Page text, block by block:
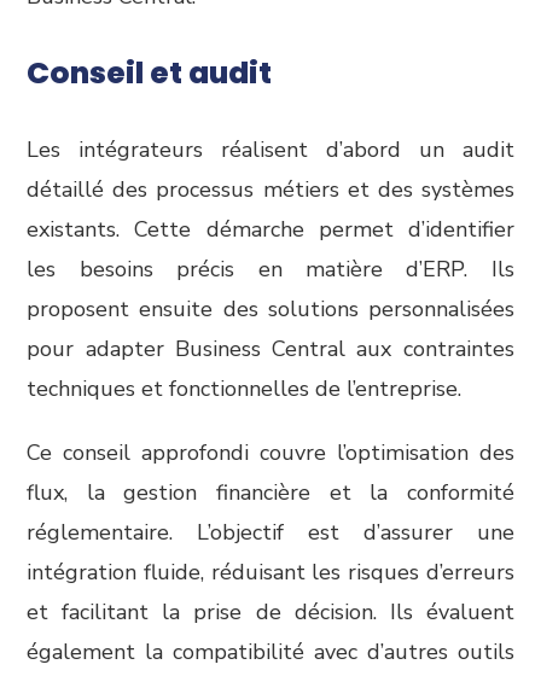
Conseil et audit
Les intégrateurs réalisent d’abord un audit
détaillé des processus métiers et des systèmes
existants. Cette démarche permet d’identifier
les besoins précis en matière d’ERP. Ils
proposent ensuite des solutions personnalisées
pour adapter Business Central aux contraintes
techniques et fonctionnelles de l’entreprise.
Ce conseil approfondi couvre l’optimisation des
flux, la gestion financière et la conformité
réglementaire. L’objectif est d’assurer une
intégration fluide, réduisant les risques d’erreurs
et facilitant la prise de décision. Ils évaluent
également la compatibilité avec d’autres outils